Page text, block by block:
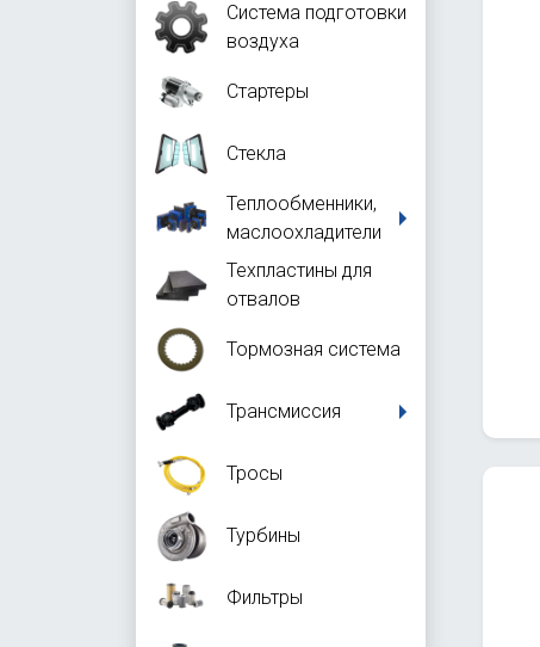
Система подготовки
воздуха
Стартеры
Стекла
Теплообменники,
маслоохладители
Техпластины для
отвалов
Тормозная система
Трансмиссия
Тросы
Турбины
Фильтры